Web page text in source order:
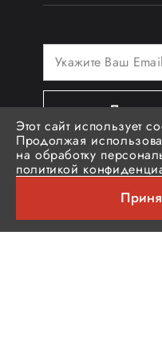
Этот сайт использует
Продолжая
на обработку
политикой